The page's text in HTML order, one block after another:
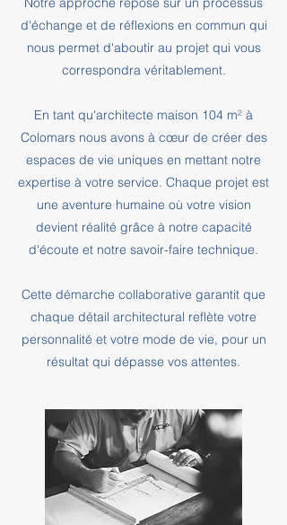
d'échange et de réflexions en commun qui
nous permet d'aboutir au projet qui vous
correspondra véritablement.
En tant qu'architecte maison 104 m² à
Colomars nous avons à cœur de créer des
espaces de vie uniques en mettant notre
expertise à votre service. Chaque projet est
une aventure humaine où votre vision
devient réalité grâce à notre capacité
d'écoute et notre savoir-faire technique.
Cette démarche collaborative garantit que
chaque détail architectural reflète votre
personnalité et votre mode de vie, pour un
résultat qui dépasse vos attentes.